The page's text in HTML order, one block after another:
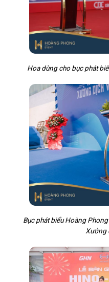
Hoa dùng cho bục phát
Bục phát biểu Hoàng
Xưởng